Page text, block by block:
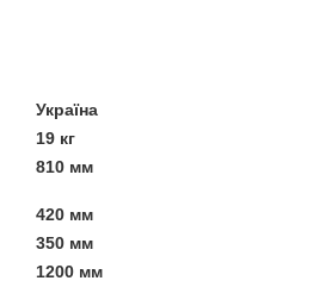
Україна
19 кг
810 мм
420 мм
350 мм
1200 мм